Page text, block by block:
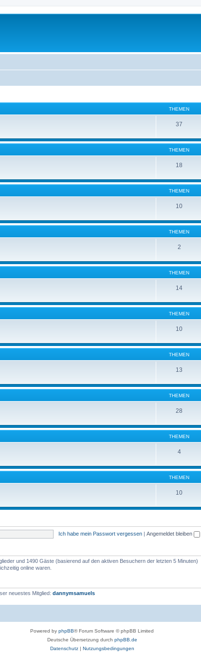
THEMEN
37
THEMEN
18
THEMEN
10
THEMEN
2
THEMEN
14
THEMEN
10
THEMEN
13
THEMEN
28
THEMEN
4
THEMEN
10
Ich habe mein Passwort vergessen | Angemeldet bleiben
und 1490 Gäste (basierend auf den aktiven Besuchern der letzten 5 Minuten)
online waren.
neuestes Mitglied: dannymsamuels
Powered by phpBB® Forum Software © phpBB Limited
Deutsche Übersetzung durch phpBB.de
Datenschutz| Nutzungsbedingungen